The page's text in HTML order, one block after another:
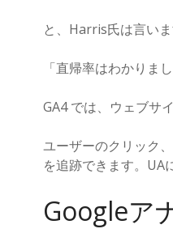
と、Harris氏は言いま
「直帰率はわかりま
GA4 では、ウェブサ
ユーザーのクリック
を追跡できます。UA
Googleア